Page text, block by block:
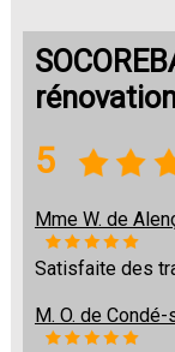
5
Mme W. de
Satisfaite des
M. O. de